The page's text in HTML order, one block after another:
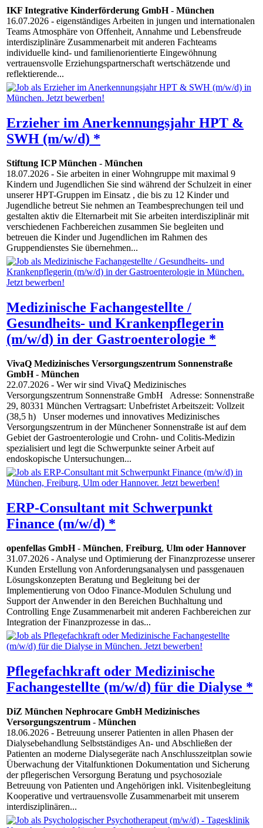
IKF Integrative Kinderförderung GmbH- München
16.07.2026 - eigenständiges Arbeiten in jungen und internationalen
Teams Atmosphäre von Offenheit, Annahme und Lebensfreude
interdisziplinäre Zusammenarbeit mit anderen Fachteams
individuelle kind- und familienorientierte Eingewöhnung
vertrauensvolle Erziehungspartnerschaft wertschätzende und
reflektierende...
Erzieher im Anerkennungsjahr HPT &
SWH (m/w/d) *
Stiftung ICP München - München
18.07.2026 - Sie arbeiten in einer Wohngruppe mit maximal 9
Kindern und Jugendlichen Sie sind während der Schulzeit in einer
unserer HPT-Gruppen im Einsatz , die bis zu 12 Kinder und
Jugendliche betreut Sie nehmen an Teambesprechungen teil und
gestalten aktiv die Elternarbeit mit Sie arbeiten interdisziplinär mit
verschiedenen Fachbereichen zusammen Sie begleiten und
betreuen die Kinder und Jugendlichen im Rahmen des
Gruppendienstes Sie übernehmen...
Medizinische Fachangestellte /
Gesundheits- und Krankenpflegerin
(m/w/d) in der Gastroenterologie *
VivaQ Medizinisches Versorgungszentrum Sonnenstraße
GmbH- München
22.07.2026 - Wer wir sind VivaQ Medizinisches
Versorgungszentrum Sonnenstraße GmbH Adresse: Sonnenstraße
29, 80331 München Vertragsart: Unbefristet Arbeitszeit: Vollzeit
(38,5 h) Unser modernes und innovatives Medizinisches
Versorgungszentrum in der Münchener Sonnenstraße ist auf dem
Gebiet der Gastroenterologie und Crohn- und Colitis-Medizin
spezialisiert und legt die Schwerpunkte seiner Arbeit auf
endoskopische Untersuchungen...
ERP-Consultant mit Schwerpunkt
Finance (m/w/d) *
openfellas GmbH- München, Freiburg, Ulm oder Hannover
31.07.2026 - Analyse und Optimierung der Finanzprozesse unserer
Kunden Erstellung von Anforderungsanalysen und passgenauen
Lösungskonzepten Beratung und Begleitung bei der
Implementierung von Odoo Finance-Modulen Schulung und
Support der Anwender in den Bereichen Buchhaltung und
Controlling Enge Zusammenarbeit mit anderen Fachbereichen zur
Integration der Finanzprozesse in das...
Pflegefachkraft oder Medizinische
Fachangestellte (m/w/d) für die Dialyse *
DiZ München Nephrocare GmbH Medizinisches
Versorgungszentrum - München
18.06.2026 - Betreuung unserer Patienten in allen Phasen der
Dialysebehandlung Selbstständiges An- und Abschließen der
Patienten an moderne Dialysegeräte nach Anschlusszeitplan sowie
Überwachung der Vitalfunktionen Dokumentation und Sicherung
der pflegerischen Versorgung Beratung und psychosoziale
Betreuung von Patienten und Angehörigen inkl. Visitenbegleitung
Kooperative und vertrauensvolle Zusammenarbeit mit unserem
interdisziplinären...